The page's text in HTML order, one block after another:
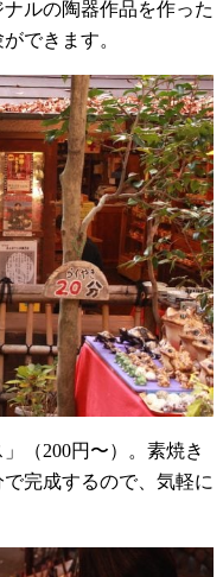
ルの陶器作品を作った
できます。
（200円〜）。素焼き
完成するので、気軽に